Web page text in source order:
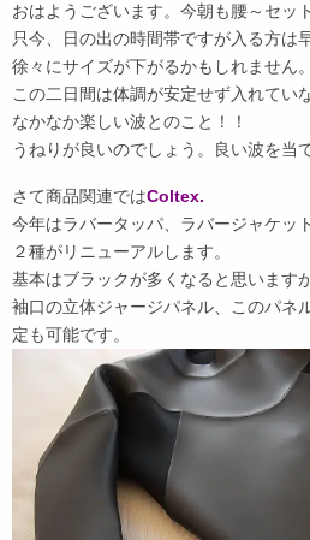
おはようございます。今朝も腰～セッ
只今、日の出の時間帯ですが入る方は
徐々にサイズが下がるかもしれません。
この二日間は体調が安定せず入れてい
なかなか楽しい波とのこと！！
うねりが良いのでしょう。良い波を当
さて商品関連ではColtex.
今年はラバータッパ、ラバージャケッ
２種がリニューアルします。
基本はブラックが多くなると思いますが
袖口の立体ジャージパネル、このパネ
定も可能です。